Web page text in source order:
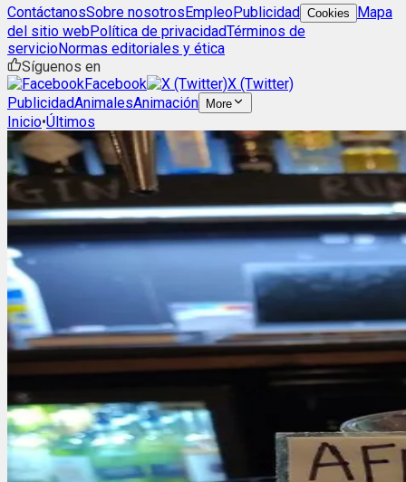
ContáctanosSobre nosotrosEmpleoPublicidad Cookies
Mapa
del sitio webPolítica de privacidadTérminos de
servicioNormas editoriales y ética
Síguenos en
Facebook
X (Twitter)
PublicidadAnimalesAnimación More
Inicio•Últimos